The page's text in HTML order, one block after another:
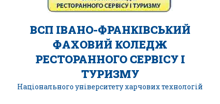
ВСП ІВАНО-ФРАНКІВСЬКИЙ
ФАХОВИЙ КОЛЕДЖ
РЕСТОРАННОГО СЕРВІСУ І
ТУРИЗМУ
Національного університету харчових технологій